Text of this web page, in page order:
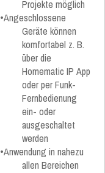
Projekte möglich
•Angeschlossene
Geräte können
komfortabel z. B.
über die
Homematic IP App
oder per Funk-
Fernbedienung
ein- oder
ausgeschaltet
werden
•Anwendung in nahezu
allen Bereichen